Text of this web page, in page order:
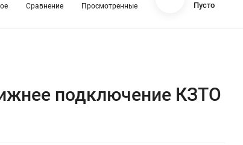
Сравнение Просмотренные
Пусто
подключение КЗТО